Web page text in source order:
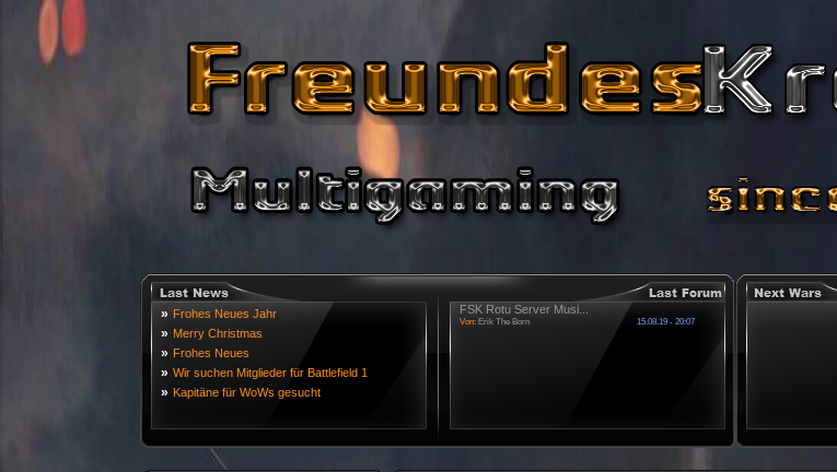
» Frohes Neues Jahr
» Merry Christmas
» Frohes Neues
» Wir suchen Mitglieder für Battlefield 1
» Kapitäne für WoWs gesucht
FSK Rotu Server Musi...
Von: Erik The Born 15.08.19 - 20:07